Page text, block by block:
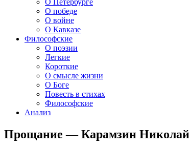
О Петербурге
О победе
О войне
О Кавказе
Философские
О поэзии
Легкие
Короткие
О смысле жизни
О Боге
Повесть в стихах
Философские
Анализ
Прощание — Карамзин Николай